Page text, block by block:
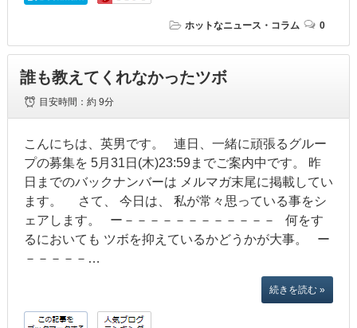
ホットなニュース・コラム 0
誰も教えてくれなかったツボ
目安時間：約 9分
こんにちは、英男です。 連日、一緒に頑張るグルー
プの募集を 5月31日(木)23:59までご案内中です。 昨
日までのバックナンバーは メルマガ末尾に掲載してい
ます。 さて、 今日は、 私が常々思っている事をシ
ェアします。 ー－－－－－－－－－－－－ 何をす
るにおいても ツボを抑えているかどうかが大事。 ー
－－－－－…
続きを読む »